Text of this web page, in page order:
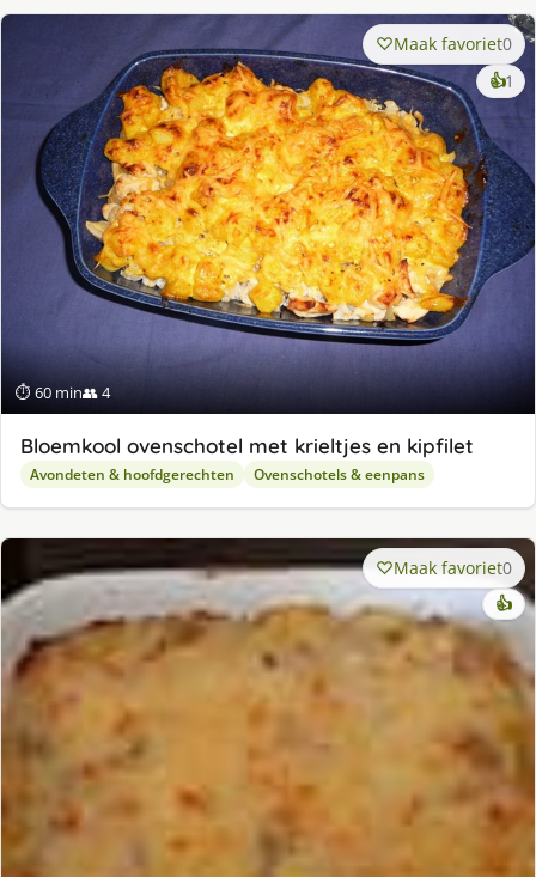
⏱ 60 min👥 4
Maak favoriet0
👍1
Bloemkool ovenschotel met krieltjes en kipfilet
Avondeten & hoofdgerechten Ovenschotels & eenpans
Maak favoriet0
👍